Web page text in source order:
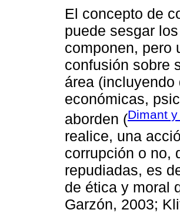
El concepto de
puede sesgar
componen, pero
confusión sobre
área
económicas,
aborden (Dimant
realice, una
corrupción o no,
repudiadas, es
de ética y moral
Garzón, 2003;